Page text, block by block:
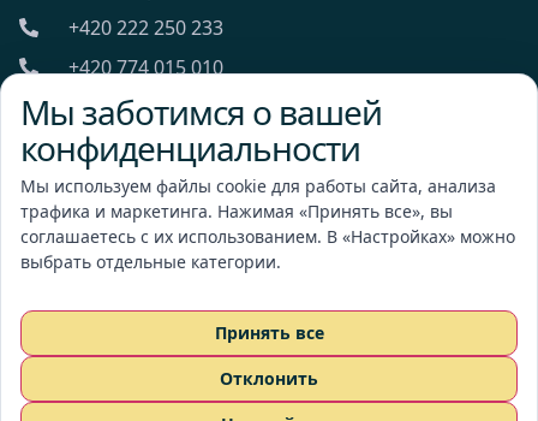
+420 222 250 233
+420 774 015 010
ilts@ilts.cz
Пн-Пт: 8:00 - 18:00
I.L.T.S. Praha, s.r.o.
Мы заботимся о вашей
конфиденциальности
Мы используем файлы cookie для работы сайта, анализа
трафика и маркетинга. Нажимая «Принять все», вы
соглашаетесь с их использованием. В «Настройках» можно
выбрать отдельные категории.
Принять все
Отклонить